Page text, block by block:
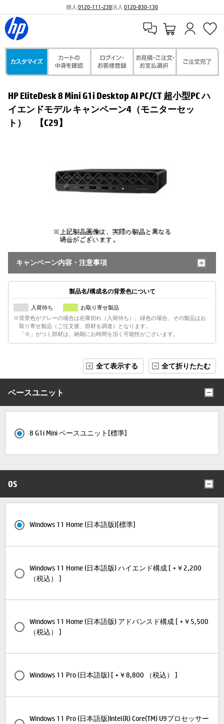
個人 0120-111-238法人 0120-830-130
HP EliteDesk 8 Mini G1i Desktop AI PC/CT 超小型PC ハ
イエンドモデル キャンペーン4（モニターセッ
ト） 【C29】
キャンペーン内容・注意事項
製品名/構成名の背景色について
入荷待ち
お取り寄せ製品
※背景色がグレーの場合は在庫切れ（入荷待ち）、緑色の場合、その製品はお
取り寄せ製品（ご注文後、部材を調達）となります。
「※」がつく部材は、納期にお時間を頂く可能性がございます。
全て表示する 全て折りたたむ
ベースユニット
8 G1i Mini ベースユニット[標準]
OS
Windows 11 Home (日本語版)[標準]
Windows 11 Home (日本語版) ハイエンド構成 [ +￥2,200
（税込） ]
Windows 11 Home (日本語版) アドバンスド構成 [ +￥5,500
（税込） ]
Windows 11 Pro (日本語版) [ +￥8,800 （税込） ]
Windows 11 Pro (日本語版)Intel(R) Core(TM) U9プロセッサー